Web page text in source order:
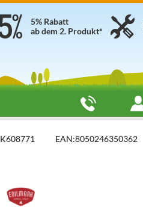
5% Rabatt
ab dem 2. Produkt*
K608771 EAN:8050246350362